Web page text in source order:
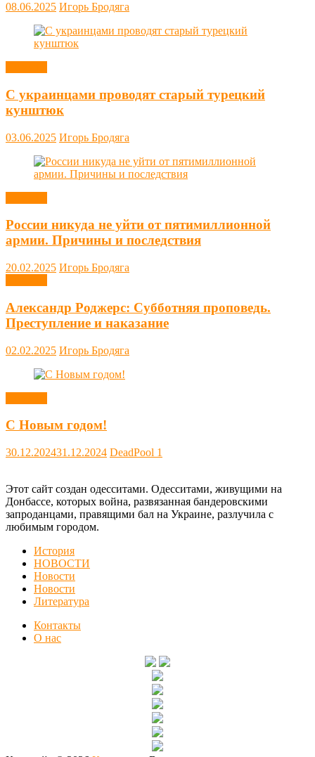
08.06.2025 Игорь Бродяга
С украинцами проводят старый турецкий
кунштюк
03.06.2025 Игорь Бродяга
России никуда не уйти от пятимиллионной
армии. Причины и последствия
20.02.2025 Игорь Бродяга
Александр Роджерс: Субботняя проповедь.
Преступление и наказание
02.02.2025 Игорь Бродяга
С Новым годом!
30.12.202431.12.2024 DeadPool 1
Этот сайт создан одесситами. Одесситами, живущими на
Донбассе, которых война, развязанная бандеровскими
запроданцами, правящими бал на Украине, разлучила с
любимым городом.
История
НОВОСТИ
Новости
Новости
Литература
Контакты
О нас